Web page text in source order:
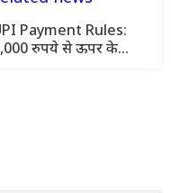
Payment Rules:
रुपये से ऊपर के